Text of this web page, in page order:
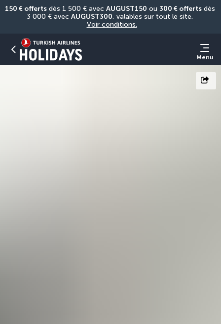
150 € offerts dès 1 500 € avec AUGUST150 ou 300 € offerts dès
3 000 € avec AUGUST300
Voir conditions.
Menu